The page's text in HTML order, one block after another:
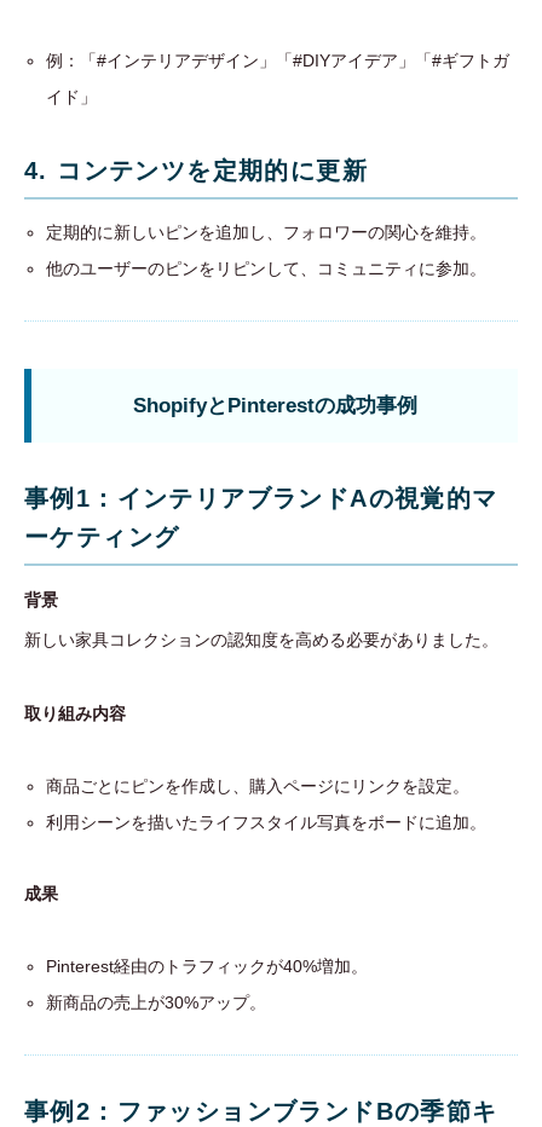
例：「#インテリアデザイン」「#DIYアイデア」「#ギフトガ
イド」
4. コンテンツを定期的に更新
定期的に新しいピンを追加し、フォロワーの関心を維持。
他のユーザーのピンをリピンして、コミュニティに参加。
ShopifyとPinterestの成功事例
事例1：インテリアブランドAの視覚的マ
ーケティング
背景
新しい家具コレクションの認知度を高める必要がありました。
取り組み内容
商品ごとにピンを作成し、購入ページにリンクを設定。
利用シーンを描いたライフスタイル写真をボードに追加。
成果
Pinterest経由のトラフィックが40%増加。
新商品の売上が30%アップ。
事例2：ファッションブランドBの季節キ